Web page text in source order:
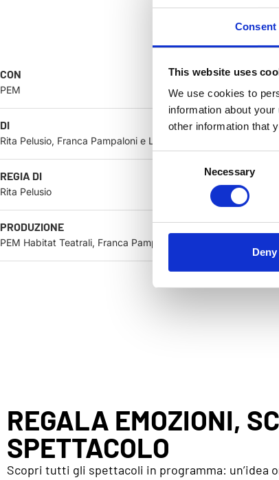
Consent
This website uses
We use cookies to
information about
other information that
Consent
Necessary
Deny
CON
PEM
DI
Rita Pelusio, Franca Pampaloni e Luz Pierotto
REGIA DI
Rita Pelusio
PRODUZIONE
PEM Habitat Teatrali, Franca Pampaloni e Luz Pierotto
REGALA EMOZIONI,
SPETTACOLO
Scopri tutti gli spettacoli in programma: un’idea